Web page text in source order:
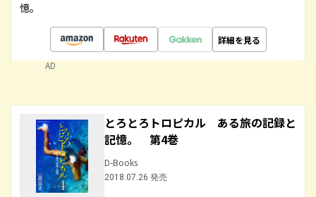
憶。
詳細を見る
AD
とろとろトロピカル ある旅の記録と
記憶。 第4巻
D-Books
2018.07.26 発売